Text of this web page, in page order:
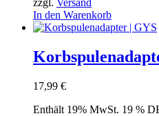
zzgl. Versand
In den Warenkorb
17,99 €
Enthält 19% MwSt. 19 %